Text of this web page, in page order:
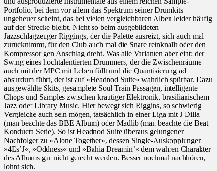
Portfolio, bei dem vor allem das Spektrum seiner Drumkits
ungeheuer scheint, das bei vielen vergleichbaren Alben leider häufig
auf der Strecke bleibt. Nicht so beim ausgebildeten
Jazzschlagzeuger Riggings, der die Palette ausreizt, sich auch mal
zurücknimmt, für den Club auch mal die Snare reinknallt oder den
Kompressor gen Anschlag dreht. Was alle Varianten aber eint: der
Swing eines hochtalentierten Drummers, der die Zwischenräume
auch mit der MPC mit Leben füllt und die Quantisierung ad
absurdum führt, der ist auf »Headnod Suite« wahrlich spürbar. Dazu
ausgewählte Skits, gesamplete Soul Train Passagen, intelligente
Chops und Samples zwischen krautiger Elektronik, brasilianischem
Jazz oder Library Music. Hier bewegt sich Riggins, so schwierig
Vergleiche auch sein mögen, tatsächlich in einer Liga mit J Dilla
(man beachte das BBE Album) oder Madlib (man beachte die Beat
Konducta Serie). So ist Headnod Suite überaus gelungener
Nachfolger zu »Alone Together«, dessen Single-Auskopplungen
»4Es’J«, »Oddness« und »Bahia Dreamin’« dem wahren Charakter
des Albums gar nicht gerecht werden. Besser nochmal nachhören,
lohnt sich.